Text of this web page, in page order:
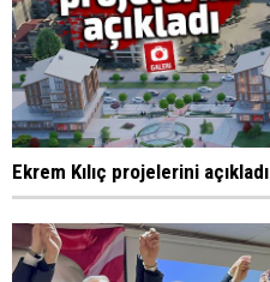
Ekrem Kılıç projelerini açıkladı